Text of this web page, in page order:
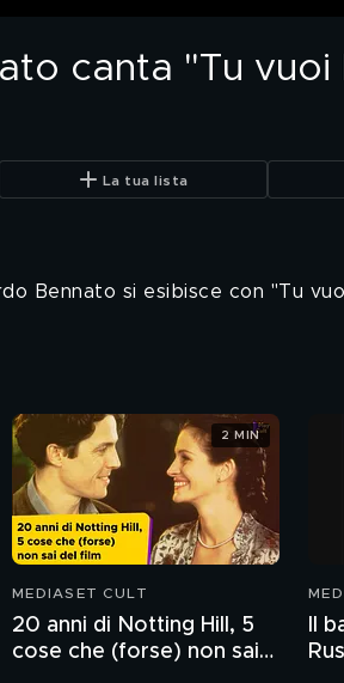
canta "Tu
La tua lista
Bennato si esibisce con "Tu
MEDIASET CULT
20 anni di Notting Hill, 5
cose che (forse) non sai
2 MIN
Il